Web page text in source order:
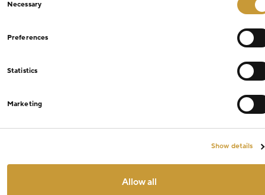
Selection
Necessary
Preferences
Statistics
Marketing
Show details
Allow all